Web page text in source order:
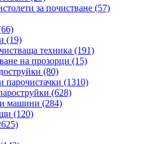
за почистване (57)
(19)
техника (191)
на прозорци (15)
(80)
парочистачки (1310)
(628)
машини (284)
(120)